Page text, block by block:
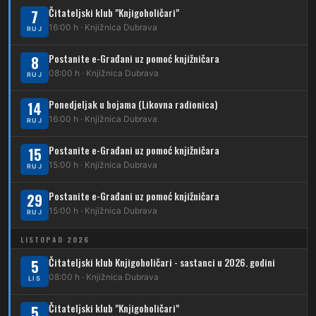
DUBEC
212
223 Dubec – Trnovčica – Dubrava
224 Dubec – Novoselec
261 Dubec – Sesvete – Goranec
262 Dubec – Sesvete – Planina Donja
263 Dubec – Sesvete–Kašina – Pl.Gornja
264 Dubec – Sesvete – Jesenovec
267
7
RUJ
Čitateljski klub "Knjigoholičari"
16:00 h · Knjižnica Dubrava
8
RUJ
Postanite e-Građani uz pomoć knjižničara
08:00 h · Knjižnica Dubrava
14
RUJ
Ponedjeljak u bojama (Likovna radionica)
16:00 h · Knjižnica Dubrava
15
RUJ
Postanite e-Građani uz pomoć knjižničara
15:00 h · Knjižnica Dubrava
29
RUJ
Postanite e-Građani uz pomoć knjižničara
15:00 h · Knjižnica Dubrava
LISTOPAD 2026
5
LIS
Čitateljski klub Knjigoholičari - sastanci u 2026. godini
08:00 h · Knjižnica Dubrava
Čitateljski klub "Knjigoholičari"